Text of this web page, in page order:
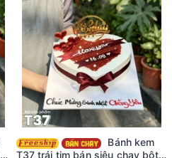
T37 trái tim bán siêu chạy bột